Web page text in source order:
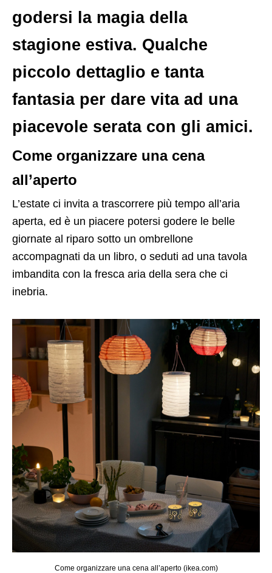
godersi la magia della
stagione estiva. Qualche
piccolo dettaglio e tanta
fantasia per dare vita ad una
piacevole serata con gli amici.
Come organizzare una cena
all’aperto
L’estate ci invita a trascorrere più tempo all’aria
aperta, ed è un piacere potersi godere le belle
giornate al riparo sotto un ombrellone
accompagnati da un libro, o seduti ad una tavola
imbandita con la fresca aria della sera che ci
inebria.
Come organizzare una cena all’aperto (ikea.com)